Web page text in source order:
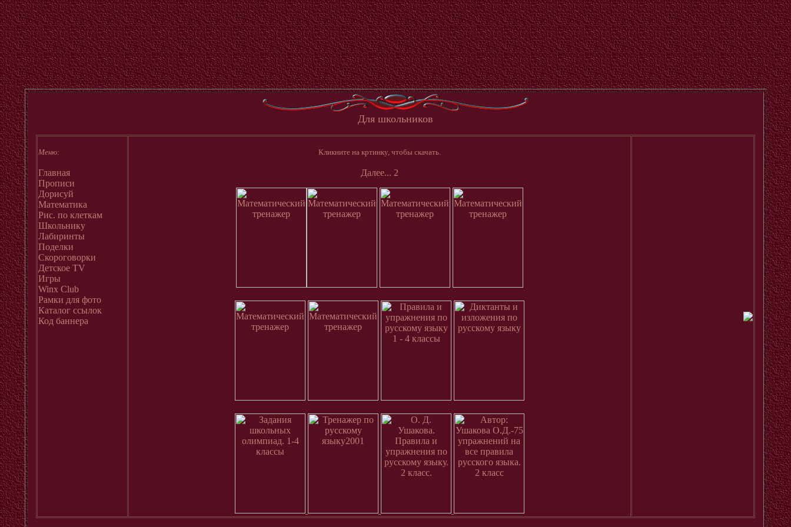
Для школьников
Меню:
Главная
Прописи
Дорисуй
Математика
Рис. по клеткам
Школьнику
Лабиринты
Поделки
Скороговорки
Детское ТV
Игры
Winx Club
Рамки для фото
Каталог ссылок
Код баннера
Кликните на кртинку, чтобы скачать.
Далее... 2